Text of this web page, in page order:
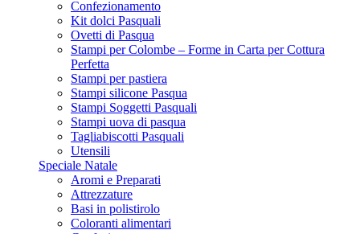
Confezionamento
Kit dolci Pasquali
Ovetti di Pasqua
Stampi per Colombe – Forme in Carta per Cottura
Perfetta
Stampi per pastiera
Stampi silicone Pasqua
Stampi Soggetti Pasquali
Stampi uova di pasqua
Tagliabiscotti Pasquali
Utensili
Speciale Natale
Aromi e Preparati
Attrezzature
Basi in polistirolo
Coloranti alimentari